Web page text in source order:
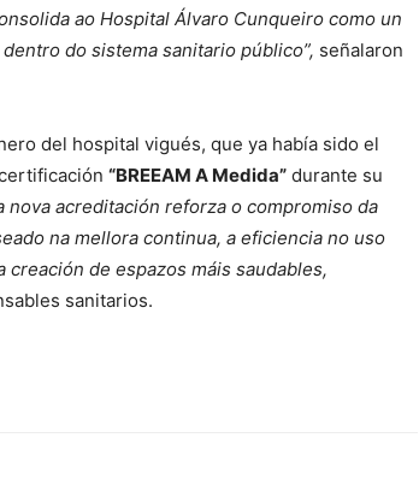
ao Hospital Álvaro Cunqueiro como un
do sistema sanitario público”, señalaron
del hospital vigués, que ya había sido el
“BREEAM A Medida” durante su
nova acreditación reforza o compromiso da
na mellora continua, a eficiencia no uso
de espazos máis saudables,
sanitarios.